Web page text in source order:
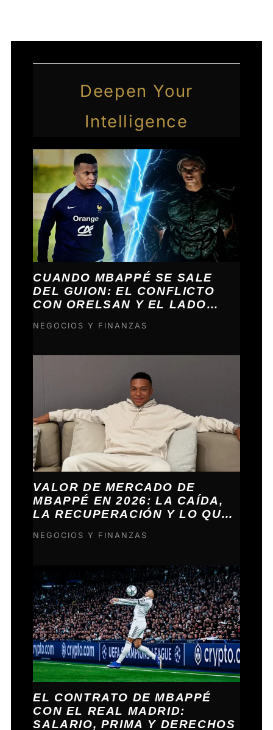
Deepen Your
Intelligence
CUANDO MBAPPÉ SE SALE
DEL GUION: EL CONFLICTO
CON ORELSAN Y EL LADO
NEGOCIOS Y FINANZAS
VALOR DE MERCADO DE
MBAPPÉ EN 2026: LA CAÍDA,
LA RECUPERACIÓN Y LO QUE
NEGOCIOS Y FINANZAS
EL CONTRATO DE MBAPPÉ
CON EL REAL MADRID:
SALARIO, PRIMA Y DERECHOS